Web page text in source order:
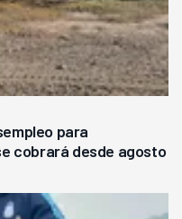
para
cobrará desde agosto